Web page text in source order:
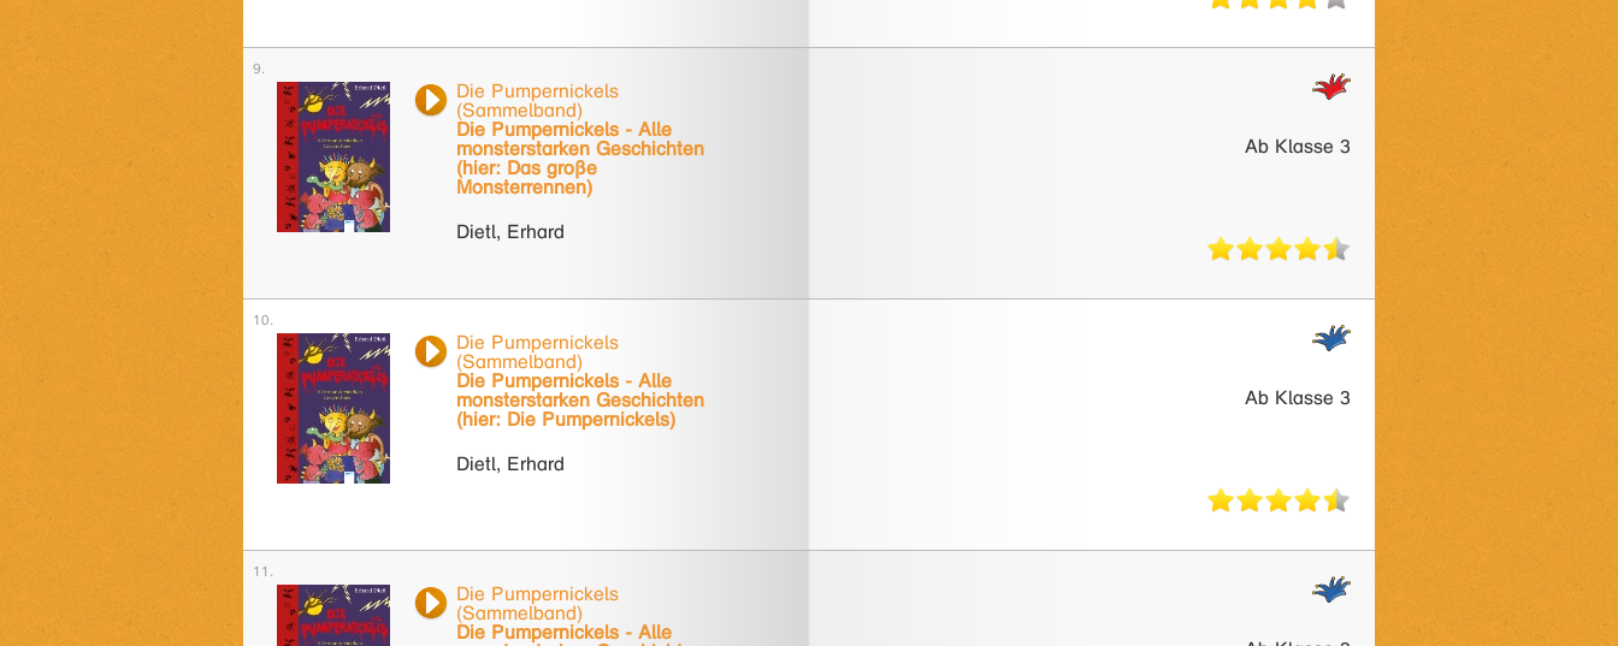
Die Pumpernickels
(Sammelband)
Die Pumpernickels - Alle
monsterstarken Geschichten
(hier: Das große
Monsterrennen)
Dietl, Erhard
Ab Klasse 3
Die Pumpernickels
(Sammelband)
Die Pumpernickels - Alle
monsterstarken Geschichten
(hier: Die Pumpernickels)
Dietl, Erhard
Ab Klasse 3
Die Pumpernickels
(Sammelband)
Die Pumpernickels - Alle